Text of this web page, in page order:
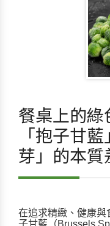
餐桌上的
「抱子甘
芽」的本質
在追求精緻、健康與
子甘藍（Brussels